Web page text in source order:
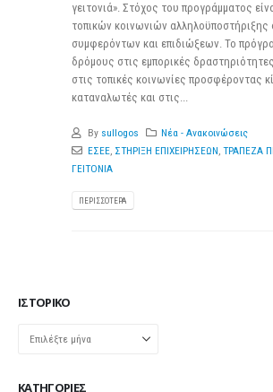
γειτονιά». Στόχος του προγράμματος
τοπικών κοινωνιών
συμφερόντων και επιδιώξεων. Το
δρόμους στις εμπορικές
στις τοπικές κοινωνίες προσφέροντας
καταναλωτές και στις...
By sullogos
Νέα - Ανακοινώσεις
ΕΣΕΕ, ΣΤΗΡΙΞΗ ΕΠΙΧΕΙΡΗΣΕΩΝ ΤΡΑΠΕΖΑ
ΓΕΙΤΟΝΙΑ
ΠΕΡΙΣΣΌΤΕΡΑ
ΙΣΤΟΡΙΚΌ
KΑΤΗΓΟΡΊΕΣ